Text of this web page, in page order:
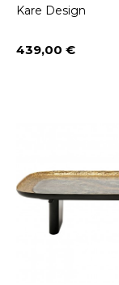
Kare Design
Prix
439,00 €